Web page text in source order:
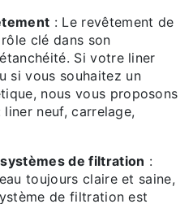
: Le revêtement de
clé dans son
Si votre liner
si vous souhaitez un
nous vous proposons
neuf, carrelage,
de filtration :
toujours claire et saine,
de filtration est